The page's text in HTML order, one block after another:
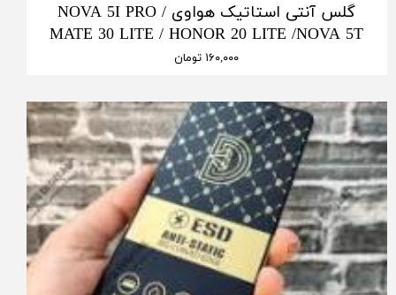
گلس آنتی استاتیک هواوی NOVA 5I PRO /
MATE 30 LITE / HONOR 20 LITE /NOVA 5T
۱۶۰,۰۰۰ تومان